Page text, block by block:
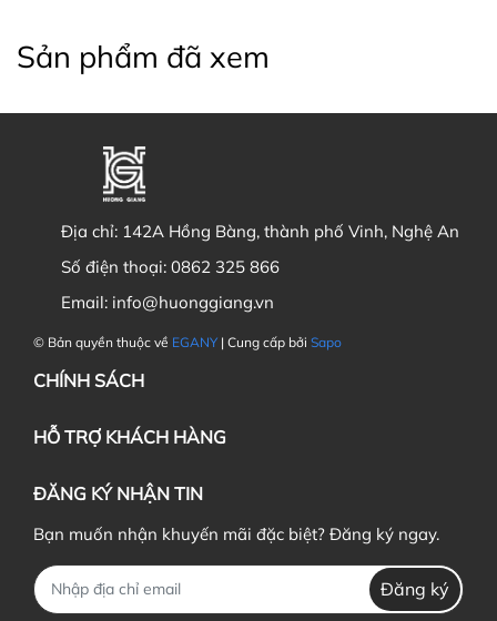
Sản phẩm đã xem
Địa chỉ: 142A Hồng Bàng, thành phố Vinh, Nghệ An
Số điện thoại: 0862 325 866
Email: info@huonggiang.vn
© Bản quyền thuộc về EGANY | Cung cấp bởi Sapo
CHÍNH SÁCH
HỖ TRỢ KHÁCH HÀNG
ĐĂNG KÝ NHẬN TIN
Bạn muốn nhận khuyến mãi đặc biệt? Đăng ký ngay.
Đăng ký